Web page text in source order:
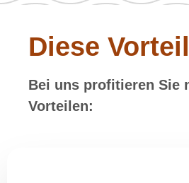
Diese
Bei uns profitieren Sie
Vorteilen: